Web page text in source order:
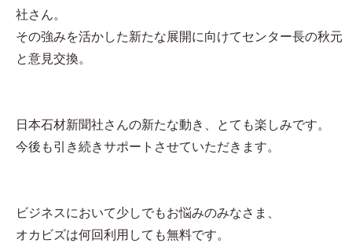
社さん。
その強みを活かした新たな展開に向けてセンター長の秋元
と意見交換。
日本石材新聞社さんの新たな動き、とても楽しみです。
今後も引き続きサポートさせていただきます。
ビジネスにおいて少しでもお悩みのみなさま、
オカビズは何回利用しても無料です。